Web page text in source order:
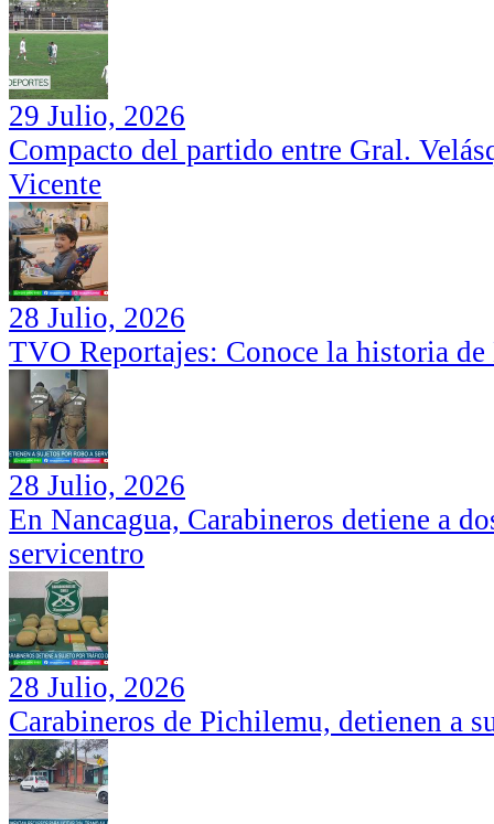
29 Julio, 2026
Compacto del partido entre Gral.
Vicente
28 Julio, 2026
TVO Reportajes: Conoce la historia
28 Julio, 2026
En Nancagua, Carabineros detiene a
servicentro
28 Julio, 2026
Carabineros de Pichilemu, detienen a